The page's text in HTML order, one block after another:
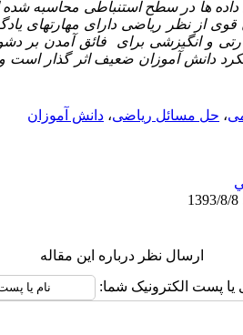
ها در سطح استنباطی محاسبه شده
از نظر ریاضی دارای مهارتهای
و انگیزشی برای فائق آمدن بر
دانش آموزان ضعیف اثر گذار است
، حل مسائل ریاضی، دانش آموزان
ارسال نظر درباره این مقاله
یا پست الکترونیک شما: